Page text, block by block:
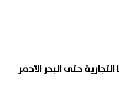
حتى البحر الأحمر